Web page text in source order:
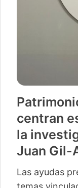
centran
la
Juan Gil-
Las ayudas